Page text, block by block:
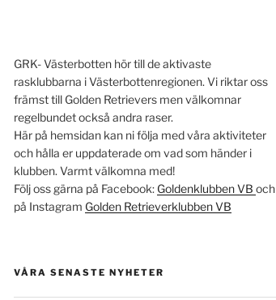
GRK- Västerbotten hör till de aktivaste
rasklubbarna i Västerbottenregionen. Vi riktar oss
främst till Golden Retrievers men välkomnar
regelbundet också andra raser.
Här på hemsidan kan ni följa med våra aktiviteter
och hålla er uppdaterade om vad som händer i
klubben. Varmt välkomna med!
Följ oss gärna på Facebook: Goldenklubben VB och
på Instagram Golden Retrieverklubben VB
VÅRA SENASTE NYHETER